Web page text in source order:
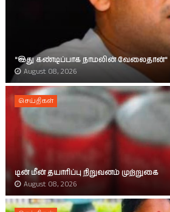
"இது கண்டிப்பாக நாமலின் வேலைதான்"
August 08, 2026
செய்திகள்
டின் மீன் தயாரிப்பு நிறுவனம் முற்றுகை
August 08, 2026